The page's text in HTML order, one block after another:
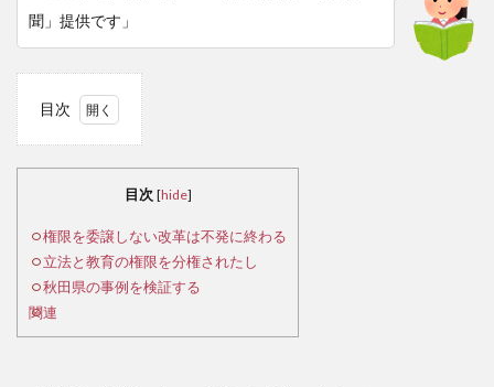
聞」提供です」
目次
しな
い改
革は
不発
に終
目次 [hide]
権限を委譲しない改革は不発に終わる
立法と教育の権限を分権されたし
秋田県の事例を検証する
関連